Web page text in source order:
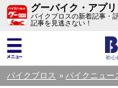
グーバイク・アプリ
バイクブロスの新着記事・
記事を見逃さない！
バイクブロス バイクニュー